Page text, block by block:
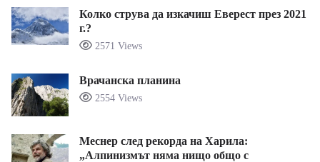
Колко струва да изкачиш Еверест през 2021
г.?
2571 Views
Врачанска планина
2554 Views
Меснер след рекорда на Харила:
„Алпинизмът няма нищо общо с